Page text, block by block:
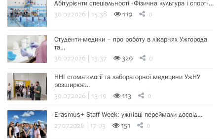
Абітурієнти спеціальності «Фізична культура і спорт»…
30.07.2026 | 15:38 119 0
Студенти-медики – про роботу в лікарнях Ужгорода
та…
30.07.2026 | 13:37 320 0
ННІ стоматології та лабораторної медицини УжНУ
розширює…
30.07.2026 | 13:19 113 0
Erasmus+ Staff Week: ужнівці переймали досвід…
27.07.2026 | 17:03 151 0